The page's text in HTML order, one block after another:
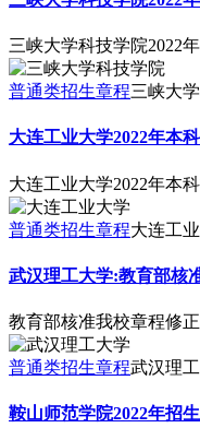
三峡大学科技学院2022
普通类招生章程三峡大
大连工业大学2022年本
大连工业大学2022年本
普通类招生章程大连工
武汉理工大学:教育部核
教育部核准我校章程修
普通类招生章程武汉理
鞍山师范学院2022年招